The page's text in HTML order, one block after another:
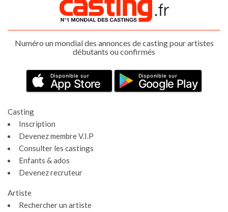
Numéro un mondial des annonces de casting pour artistes
débutants ou confirmés
Disponible sur
App Store
Disponible sur
Google Play
Casting
Inscription
Devenez membre V.I.P
Consulter les castings
Enfants & ados
Devenez recruteur
Artiste
Rechercher un artiste